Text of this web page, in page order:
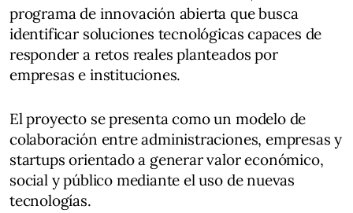
programa de innovación abierta que busca
identificar soluciones tecnológicas capaces de
responder a retos reales planteados por
empresas e instituciones.
El proyecto se presenta como un modelo de
colaboración entre administraciones, empresas y
startups orientado a generar valor económico,
social y público mediante el uso de nuevas
tecnologías.